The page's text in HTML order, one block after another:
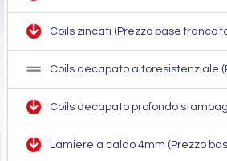
Coils zincati (Prezzo base franco
Coils decapato altoresistenziale (Prezzo base + extra
Coils decapato profondo stampaggio (Prezzo base + extra
Lamiere a caldo 4mm (Prezzo